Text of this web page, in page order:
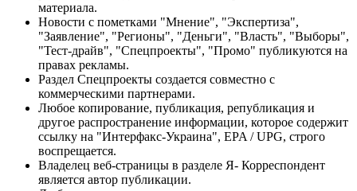
материала.
Новости с пометками "Мнение", "Экспертиза",
"Заявление", "Регионы", "Деньги", "Власть", "Выборы",
"Тест-драйв", "Спецпроекты", "Промо" публикуются на
правах рекламы.
Раздел Спецпроекты создается совместно с
коммерческими партнерами.
Любое копирование, публикация, републикация и
другое распространение информации, которое содержит
ссылку на "Интерфакс-Украина", EPA / UPG, строго
воспрещается.
Владелец веб-страницы в разделе Я- Корреспондент
является автор публикации.